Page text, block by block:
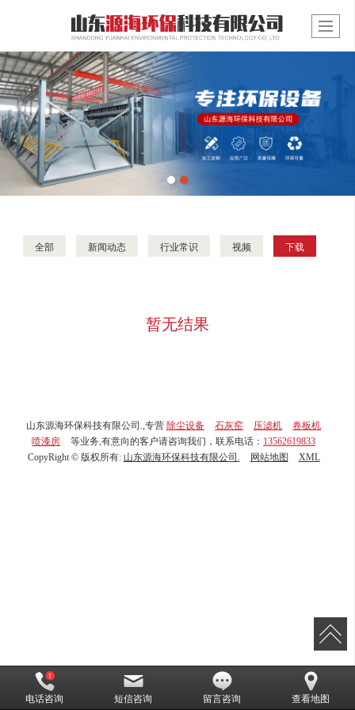
全部 新闻动态 行业常识 视频 下载
暂无结果
山东源海环保科技有限公司.,专营 除尘设备 石灰窑 压滤机
卷板机
喷漆房
等业务,有意向的客户请咨询我们，联系电话： 13562619833
CopyRight © 版权所有: 山东源海环保科技有限公司. 网站地图 XML
电话咨询 短信咨询 留言咨询 查看地图